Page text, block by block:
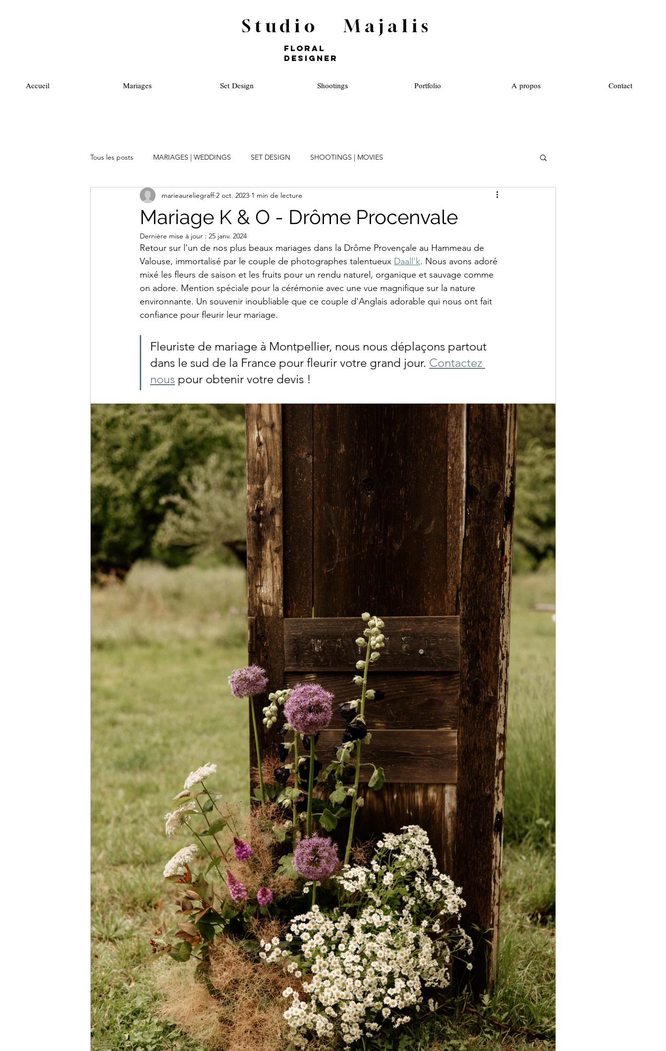
Studio Majalis
FLORAL
DESIGNER
Accueil Mariages Set Design Shootings Portfolio A propos Contact
Tous les posts MARIAGES | WEDDINGS SET DESIGN SHOOTINGS | MOVIES
Mariage K & O - Drôme Procenvale
marieaureliegraff 2 oct. 2023 1 min de lecture
Dernière mise à jour : 25 janv. 2024
Retour sur l'un de nos plus beaux mariages dans la Drôme Provençale au Hammeau de
Valouse, immortalisé par le couple de photographes talentueux Daall'k. Nous avons adoré
mixé les fleurs de saison et les fruits pour un rendu naturel, organique et sauvage comme
on adore. Mention spéciale pour la cérémonie avec une vue magnifique sur la nature
environnante. Un souvenir inoubliable que ce couple d'Anglais adorable qui nous ont fait
confiance pour fleurir leur mariage.
Fleuriste de mariage à Montpellier, nous nous déplaçons partout
dans le sud de la France pour fleurir votre grand jour. Contactez
nous pour obtenir votre devis !